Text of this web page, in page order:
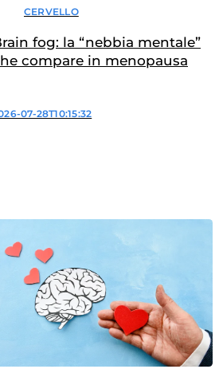
CERVELLO
fog: la “nebbia mentale”
compare in menopausa
07-28T10:15:32